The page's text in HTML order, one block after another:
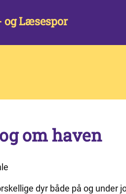
og Læsespor
om haven
dyr både på og under